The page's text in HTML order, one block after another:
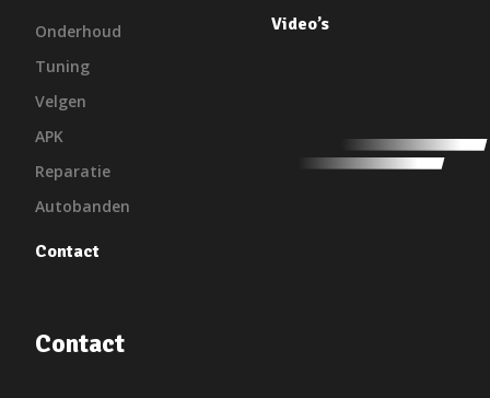
Onderhoud
Tuning
Velgen
APK
Reparatie
Autobanden
Contact
Video’s
Contact